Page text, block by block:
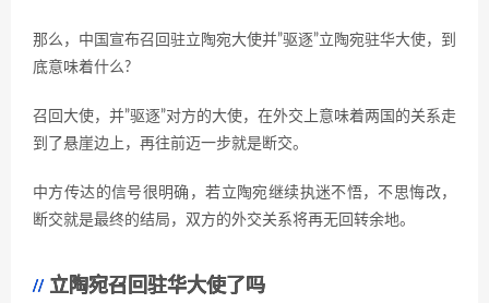
那么，中国宣布召回驻立陶宛大使并”驱逐”立陶宛驻华大使，到
底意味着什么?
召回大使，并”驱逐”对方的大使，在外交上意味着两国的关系走
到了悬崖边上，再往前迈一步就是断交。
中方传达的信号很明确，若立陶宛继续执迷不悟，不思悔改，
断交就是最终的结局，双方的外交关系将再无回转余地。
立陶宛召回驻华大使了吗